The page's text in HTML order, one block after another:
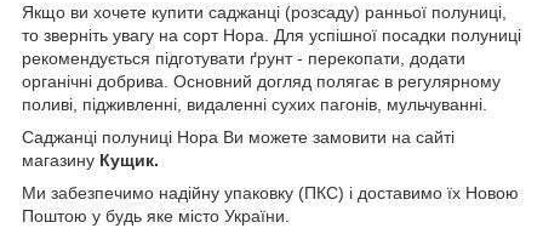
Якщо ви хочете купити саджанці (розсаду) ранньої полуниці,
то зверніть увагу на сорт Нора. Для успішної посадки полуниці
рекомендується підготувати ґрунт - перекопати, додати
органічні добрива. Основний догляд полягає в регулярному
поливі, підживленні, видаленні сухих пагонів, мульчуванні.
Саджанці полуниці Нора Ви можете замовити на сайті
магазину Кущик.
Ми забезпечимо надійну упаковку (ПКС) і доставимо їх Новою
Поштою у будь яке місто України.